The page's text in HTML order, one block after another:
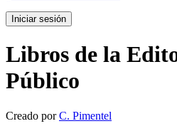
Iniciar sesión
Libros de la
Público
Creado porC. Pimentel